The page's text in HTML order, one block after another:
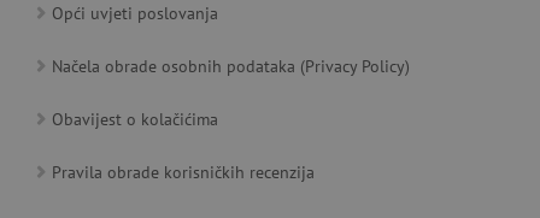
Opći uvjeti poslovanja
Načela obrade osobnih podataka (Privacy Policy)
Obavijest o kolačićima
Pravila obrade korisničkih recenzija
featureFlagCheckoutExperimentVariant
product_filter_remember www.agatinsvijet.hr